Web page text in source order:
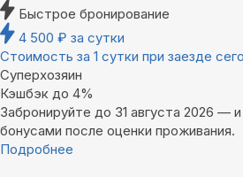
Быстрое бронирование
4 500 ₽ за сутки
Стоимость за 1 сутки при заезде
Суперхозяин
Кэшбэк до 4%
Забронируйте до 31 августа 2026 —
бонусами после оценки проживания.
Подробнее